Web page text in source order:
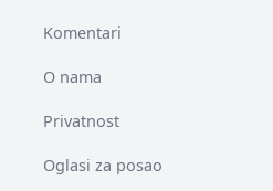
Komentari
O nama
Privatnost
Oglasi za posao